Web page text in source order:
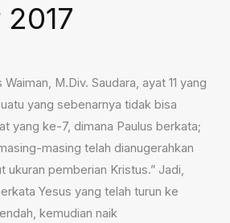
Waiman, M.Div. Saudara, ayat 11 yang
yang sebenarnya tidak bisa
yang ke-7, dimana Paulus berkata;
masing telah dianugerahkan
ukuran pemberian Kristus.” Jadi,
Yesus yang telah turun ke
kemudian naik